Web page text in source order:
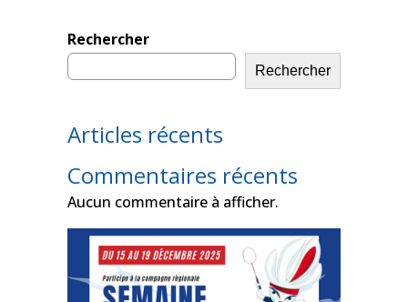
Rechercher
Rechercher
Articles récents
Commentaires récents
Aucun commentaire à afficher.